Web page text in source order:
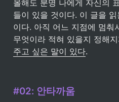
올해도 분명 나에게 자신의
들이 있을 것이다. 이 글을
이다. 아직 어느 지점에 멈춰
무엇이라 적혀 있을지 정해
주고 싶은 말이 있다.
#02: 안타까움